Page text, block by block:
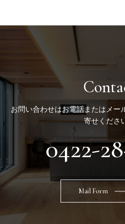
お問い合わせはお電話またはメー
寄せくださ
0422-
Mail Form